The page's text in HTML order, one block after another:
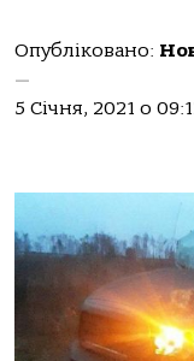
Опубліковано:
—
5 Січня, 2021 о